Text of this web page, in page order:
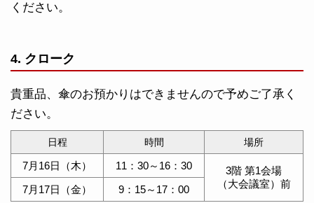
ください。
4. クローク
貴重品、傘のお預かりはできませんので予めご了承く
ださい。
日程 時間 場所
7月16日（木） 11：30～16：30
3階 第1会場
（大会議室）前
7月17日（金） 9：15～17：00